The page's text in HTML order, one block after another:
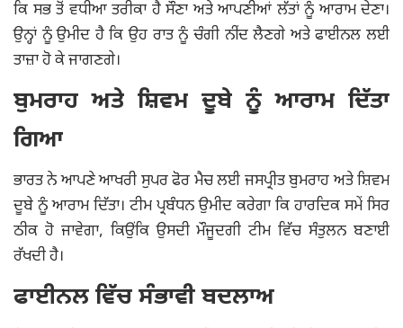
ਕਿ ਸਭ ਤੋਂ ਵਧੀਆ ਤਰੀਕਾ ਹੈ ਸੌਣਾ ਅਤੇ ਆਪਣੀਆਂ ਲੱਤਾਂ ਨੂੰ ਆਰਾਮ ਦੇਣਾ।
ਉਨ੍ਹਾਂ ਨੂੰ ਉਮੀਦ ਹੈ ਕਿ ਉਹ ਰਾਤ ਨੂੰ ਚੰਗੀ ਨੀਂਦ ਲੈਣਗੇ ਅਤੇ ਫਾਈਨਲ ਲਈ
ਤਾਜ਼ਾ ਹੋ ਕੇ ਜਾਗਣਗੇ।
ਬੁਮਰਾਹ ਅਤੇ ਸ਼ਿਵਮ ਦੂਬੇ ਨੂੰ ਆਰਾਮ ਦਿੱਤਾ
ਗਿਆ
ਭਾਰਤ ਨੇ ਆਪਣੇ ਆਖਰੀ ਸੁਪਰ ਫੋਰ ਮੈਚ ਲਈ ਜਸਪ੍ਰੀਤ ਬੁਮਰਾਹ ਅਤੇ ਸ਼ਿਵਮ
ਦੂਬੇ ਨੂੰ ਆਰਾਮ ਦਿੱਤਾ। ਟੀਮ ਪ੍ਰਬੰਧਨ ਉਮੀਦ ਕਰੇਗਾ ਕਿ ਹਾਰਦਿਕ ਸਮੇਂ ਸਿਰ
ਠੀਕ ਹੋ ਜਾਵੇਗਾ, ਕਿਉਂਕਿ ਉਸਦੀ ਮੌਜੂਦਗੀ ਟੀਮ ਵਿੱਚ ਸੰਤੁਲਨ ਬਣਾਈ
ਰੱਖਦੀ ਹੈ।
ਫਾਈਨਲ ਵਿੱਚ ਸੰਭਾਵੀ ਬਦਲਾਅ